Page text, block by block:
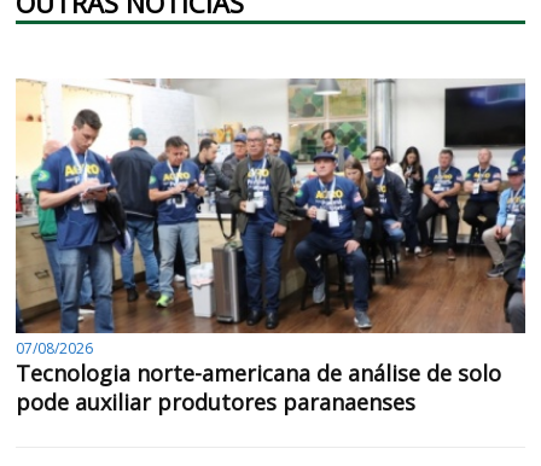
07/08/2026
Tecnologia norte-americana de análise de solo
pode auxiliar produtores paranaenses